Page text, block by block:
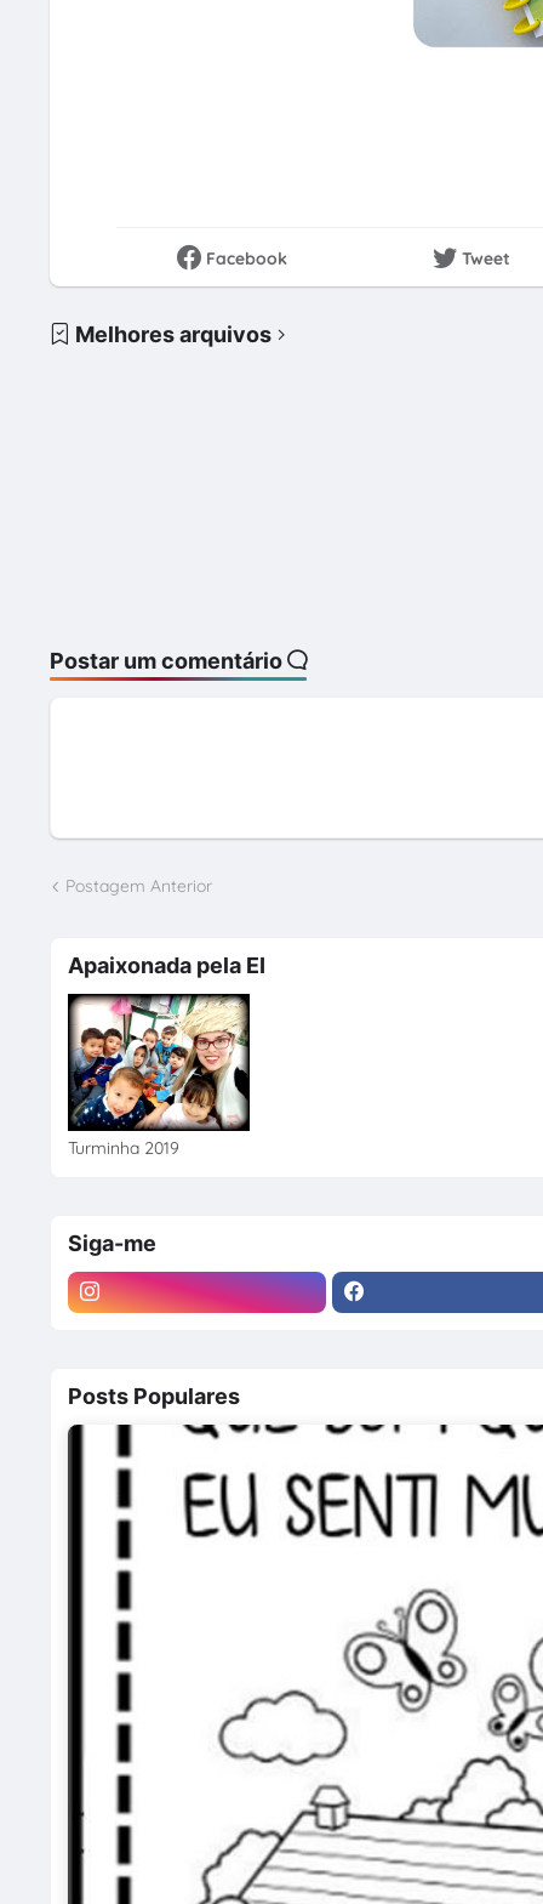
Facebook Tweet
Melhores arquivos
Postar um comentário
Postagem Anterior
Apaixonada pela EI
Turminha 2019
Siga-me
Posts Populares